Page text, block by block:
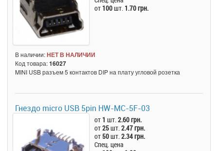
от 100шт. 1.70 грн.
В наличии:НЕТ В НАЛИЧИИ
Код товара:16027
MINI USB разъем 5 контактов DIP на плату угловой розетка
Гнездо micro USB 5pin HW-MC-5F-03
от 1 шт.2.60 грн.
от25шт.2.47 грн.
от 50шт.2.34 грн.
Спец. цена